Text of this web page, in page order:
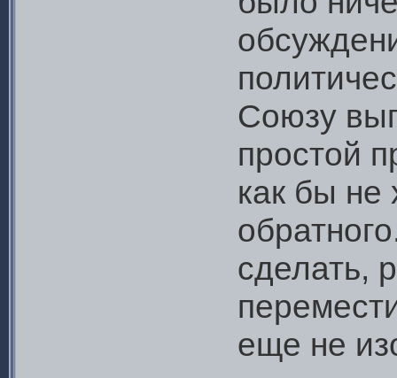
Союзу
простой
как бы не
сделать,
еще не